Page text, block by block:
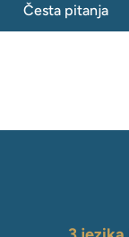
Česta pitanja